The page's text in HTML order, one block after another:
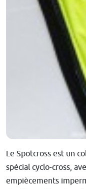
Le Spotcross est un
spécial cyclo-cross,
empiècements